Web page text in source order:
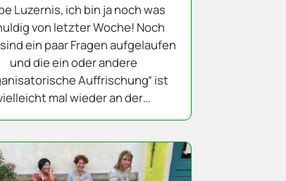
Luzernis, ich bin ja noch was
von letzter Woche! Noch
ein paar Fragen aufgelaufen
und die ein oder andere
Auffrischung“ ist
mal wieder an der…